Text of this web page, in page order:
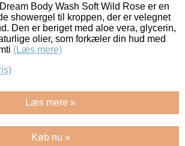
Body Wash Soft Wild Rose er en
showergel til kroppen, der er velegnet
Den er beriget med aloe vera, glycerin,
olier, som forkæler din hud med
(Læs mere)
Læs mere »
Køb nu »